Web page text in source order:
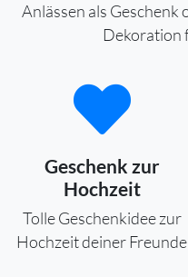
Anlässen als Geschenk
Dekoration
Geschenk zur
Hochzeit
Tolle Geschenkidee zur
Hochzeit deiner Freunde